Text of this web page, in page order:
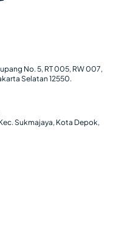
No. 5, RT 005, RW 007,
Selatan 12550.
Sukmajaya, Kota Depok,